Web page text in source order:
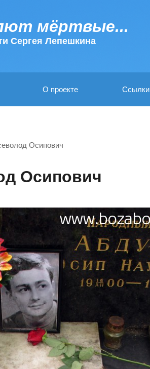
мёртвые...
Сергея Лепешкина
О проекте Ссылки
Осипович
Осипович